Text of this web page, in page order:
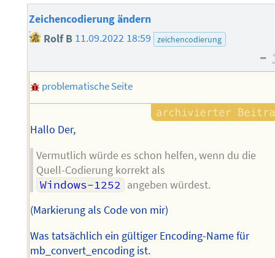
Zeichencodierung ändern
Rolf B 11.09.2022 18:59 zeichencodierung
–
problematische Seite
Hallo Der,
Vermutlich würde es schon helfen, wenn du die
Quell-Codierung korrekt als
Windows-1252 angeben würdest.
(Markierung als Code von mir)
Was tatsächlich ein gültiger Encoding-Name für
mb_convert_encoding ist.